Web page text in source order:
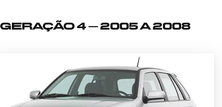
GERAÇÃO 4 – 2005 A 2008